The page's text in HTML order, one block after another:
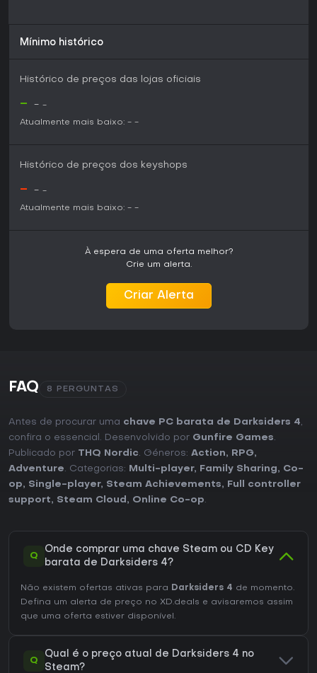
Mínimo histórico
Histórico de preços das lojas oficiais
- - -
Atualmente mais baixo: - -
Histórico de preços dos keyshops
- - -
Atualmente mais baixo: - -
À espera de uma oferta melhor?
Crie um alerta.
Criar Alerta
FAQ 8 PERGUNTAS
Antes de procurar uma chave PC barata de Darksiders 4,
confira o essencial. Desenvolvido por Gunfire Games.
Publicado por THQ Nordic. Géneros: Action, RPG,
Adventure. Categorias: Multi-player, Family Sharing, Co-
op, Single-player, Steam Achievements,
Full controller
support, Steam Cloud , Online Co-op.
Q
Onde comprar uma chave Steam ou CD Key
barata de Darksiders 4?
Não existem ofertas ativas para Darksiders 4 de momento.
Defina um alerta de preço no XD.deals e avisaremos assim
que uma oferta estiver disponível.
Q
Qual é o preço atual de Darksiders 4 no
Steam?